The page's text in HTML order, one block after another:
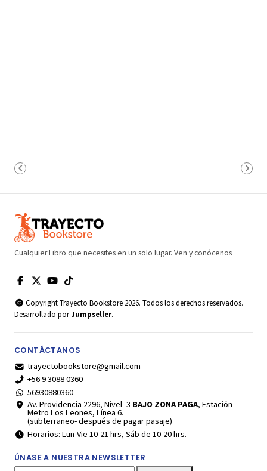
Cualquier Libro que necesites en un solo lugar. Ven y conócenos
Copyright Trayecto Bookstore 2026. Todos los derechos reservados.
Desarrollado porJumpseller.
CONTÁCTANOS
trayectobookstore@gmail.com
+56 9 3088 0360
56930880360
Av. Providencia 2296, Nivel -3 BAJO ZONA PAGA, Estación
Metro Los Leones, Línea 6.
(subterraneo- después de pagar pasaje)
Horarios: Lun-Vie 10-21 hrs, Sáb de 10-20 hrs.
ÚNASE A NUESTRA NEWSLETTER